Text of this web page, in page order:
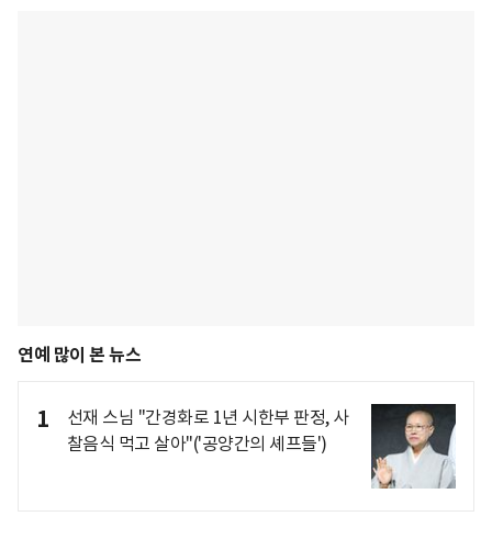
연예 많이 본 뉴스
1
선재 스님 "간경화로 1년 시한부 판정, 사
찰음식 먹고 살아"('공양간의 셰프들')